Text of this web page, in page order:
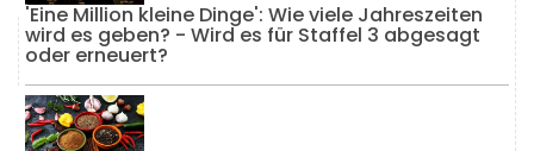
'Eine Million kleine Dinge': Wie viele Jahreszeiten
wird es geben? - Wird es für Staffel 3 abgesagt
oder erneuert?